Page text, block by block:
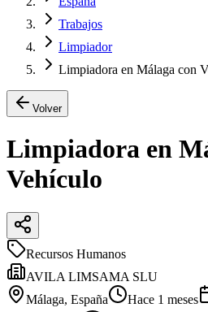
Trabajos
Limpiador
Limpiadora en Málaga con
Volver
Limpiadora en
Vehículo
Recursos Humanos
AVILA LIMSAMA SLU
Málaga, España Hace 1 meses